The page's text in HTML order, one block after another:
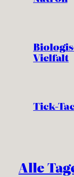
Vielfalt
Tick-
Alle